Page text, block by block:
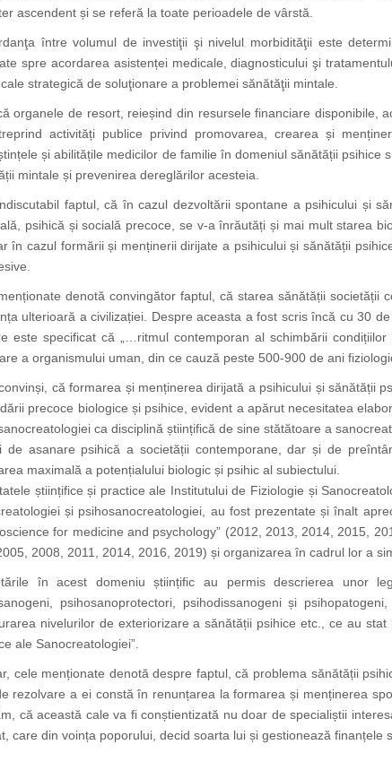
ascendent și se referă la toate perioadele de vârstă.
între volumul de investiţii şi nivelul morbidităţii este
spre acordarea asistenței medicale, diagnosticului şi
strategică de soluţionare a problemei sănătăţii mintale.
organele de resort, reieșind din resursele financiare disponibile,
activități publice privind promovarea, crearea și
și abilitățile medicilor de familie în domeniul sănătății
mintale și prevenirea dereglărilor acesteia.
faptul, că în cazul dezvoltării spontane a psihicului și
psihică și socială precoce, se v-a înrăutăți și mai mult starea
în cazul formării și menținerii dirijate a psihicului și sănătății
denotă convingător faptul, că starea sănătății
ulterioară a civilizației. Despre aceasta a fost scris încă cu 30
este specificat că „…ritmul contemporan al schimbării
a organismului uman, din ce cauză peste 500-900 de ani
că formarea și menținerea dirijată a psihicului și sănătății
precoce biologice și psihice, evident a apărut necesitatea
ca disciplină științifică de sine stătătoare a
de asanare psihică a societății contemporane, dar și de
maximală a potențialului biologic și psihic al subiectului.
științifice și practice ale Institutului de Fiziologie și
și psihosanocreatologiei, au fost prezentate și înalt
for medicine and psychology” (2012, 2013, 2014, 2015,
2008, 2011, 2014, 2016, 2019) și organizarea în cadrul lor a
în acest domeniu științific au permis descrierea unor
psihosanoprotectori, psihodissanogeni și
nivelurilor de exteriorizare a sănătății psihice etc., ce au
ale Sanocreatologiei”.
cele menționate denotă despre faptul, că problema sănătății
rezolvare a ei constă în renunțarea la formarea și menținerea
că această cale va fi conștientizată nu doar de specialiștii
care din voința poporului, decid soarta lui și gestionează finanțele